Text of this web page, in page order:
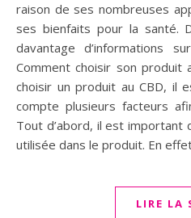
raison de ses nombreuses
ses bienfaits pour la santé.
davantage d’informations
Comment choisir son produit
choisir un produit au CBD, il
compte plusieurs facteurs
Tout d’abord, il est important
utilisée dans le produit. En
LIRE LA